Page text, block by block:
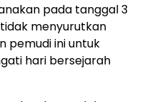
pada tanggal 3
menyurutkan
pemudi ini untuk
hari bersejarah